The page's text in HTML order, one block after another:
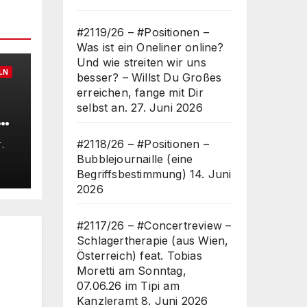
#2119/26 – #Positionen –
Was ist ein Oneliner online?
Und wie streiten wir uns
besser? – Willst Du Großes
erreichen, fange mit Dir
selbst an. 27. Juni 2026
#2118/26 – #Positionen –
Bubblejournaille (eine
Begriffsbestimmung) 14. Juni
2026
#2117/26 – #Concertreview –
Schlagertherapie (aus Wien,
Österreich) feat. Tobias
Moretti am Sonntag,
07.06.26 im Tipi am
Kanzleramt 8. Juni 2026